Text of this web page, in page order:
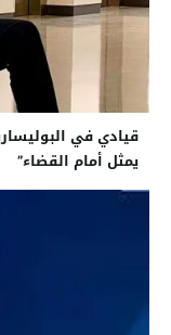
قيادي في
يمثل أمام القضاء”